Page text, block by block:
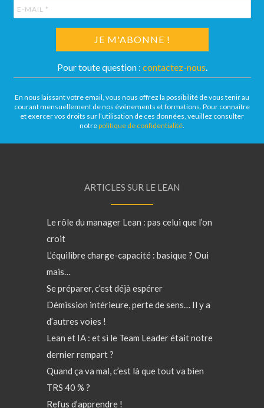
Pour toute question : contactez-nous
En nous laissant votre email, vous nous offrez la possibilité de vous tenir au
courant mensuellement de nos événements et formations. Pour connaître
et exercer vos droits sur l’utilisation de ces données, veuillez consulter
notrepolitique de confidentialité
ARTICLES SUR LE LEAN
Le rôle du manager Lean : pas celui que l’on
croit
L’équilibre charge-capacité : basique ? Oui
mais…
Se préparer, c’est déjà espérer
Démission intérieure, perte de sens… Il y a
d’autres voies !
Lean et IA : et si le Team Leader était notre
dernier rempart ?
Quand ça va mal, c’est là que tout va bien
TRS 40 % ?
Refus d’apprendre !